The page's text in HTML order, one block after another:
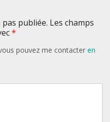
publiée. Les champs
*
pouvez me contacter en